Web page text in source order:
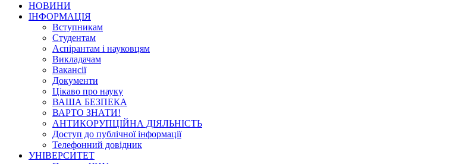
НОВИНИ
ІНФОРМАЦІЯ
Вступникам
Студентам
Аспірантам і науковцям
Викладачам
Вакансії
Документи
Цікаво про науку
ВАША БЕЗПЕКА
ВАРТО ЗНАТИ!
АНТИКОРУПЦІЙНА ДІЯЛЬНІСТЬ
Доступ до публічної інформації
Телефонний довідник
УНІВЕРСИТЕТ